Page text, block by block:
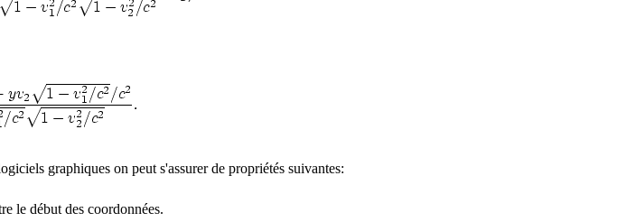
graphiques on peut s'assurer de propriétés suivantes:
le début des coordonnées.